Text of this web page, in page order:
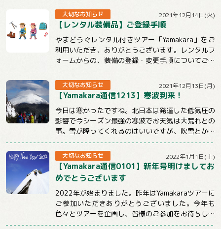
大切なお知らせ 2021年12月14日(火)
【レンタル装備品】ご登録手順
やまどうぐレンタル付きツアー「Yamakara」をご
利用いただき、ありがとうございます。レンタルフ
ォームからの、装備の登録・変更手順についてご説
明させていただきます。【注意事項】★ツ...
大切なお知らせ 2021年12月13日(月)
【Yamakara通信1213】寒波到来！
今日は寒かったですね。北日本は発達した低気圧の
影響で今シーズン最強の寒波でお天気は大荒れとの
事。雪が降ってくれるのはいいですが、吹雪とかは
ちょっと。。。明日からも冷えるようですので山...
大切なお知らせ 2022年1月1日(土)
【Yamakara通信0101】新年号明けましてお
めでとうございます
2022年が始まりました。昨年はYamakaraツアーに
ご参加いただきありがとうございました。今年も
色々とツアーを企画し、皆様のご参加をお待ちして
おります。引き続きYamakaraを...